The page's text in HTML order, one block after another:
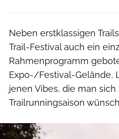
Neben erstklassigen
Trail-Festival auch ein
Rahmenprogramm
Expo-/Festival-Gelände,
jenen Vibes, die man
Trailrunningsaison